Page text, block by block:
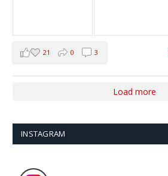
21 0 3
Load more
INSTAGRAM